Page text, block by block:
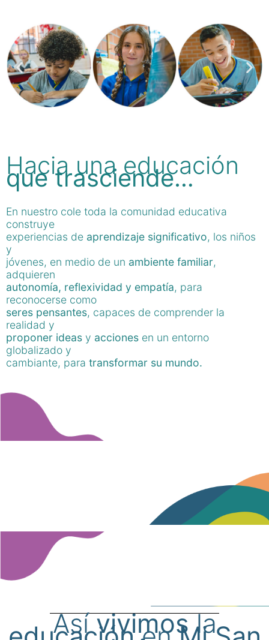
Hacia una educación
que trasciende…
En nuestro cole toda la comunidad educativa
construye
experiencias de aprendizaje significativo, los niños
y
jóvenes, en medio de un ambiente familiar,
adquieren
autonomía, reflexividad y empatía, para
reconocerse como
seres pensantes, capaces de comprender la
realidad y
proponer ideas y acciones en un entorno
globalizado y
cambiante, para transformar su mundo.
Asívivimosla